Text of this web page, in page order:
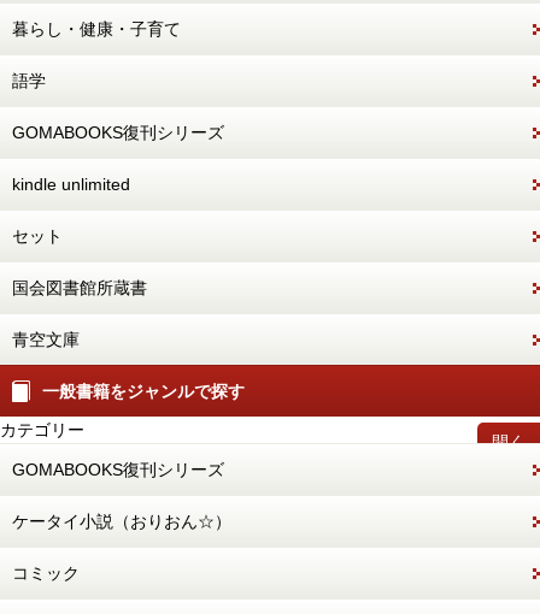
暮らし・健康・子育て
語学
GOMABOOKS復刊シリーズ
kindle unlimited
セット
国会図書館所蔵書
青空文庫
一般書籍をジャンルで探す
開く
カテゴリー
GOMABOOKS復刊シリーズ
ケータイ小説（おりおん☆）
コミック